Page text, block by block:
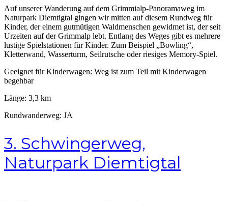
Auf unserer Wanderung auf dem Grimmialp-Panoramaweg im
Naturpark Diemtigtal gingen wir mitten auf diesem Rundweg für
Kinder, der einem gutmütigen Waldmenschen gewidmet ist, der seit
Urzeiten auf der Grimmalp lebt. Entlang des Weges gibt es mehrere
lustige Spielstationen für Kinder. Zum Beispiel „Bowling“,
Kletterwand, Wasserturm, Seilrutsche oder riesiges Memory-Spiel.
Geeignet für Kinderwagen: Weg ist zum Teil mit Kinderwagen
begehbar
Länge: 3,3 km
Rundwanderweg: JA
3. Schwingerweg,
Naturpark Diemtigtal